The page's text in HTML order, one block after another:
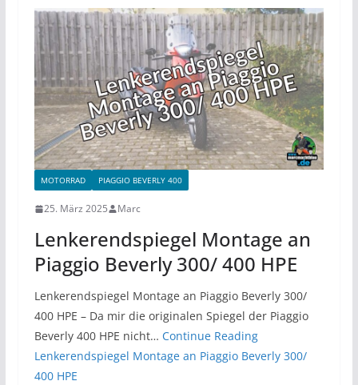
MOTORRAD PIAGGIO BEVERLY 400
25. März 2025 Marc
Lenkerendspiegel Montage an
Piaggio Beverly 300/ 400 HPE
Lenkerendspiegel Montage an Piaggio Beverly 300/
400 HPE – Da mir die originalen Spiegel der Piaggio
Beverly 400 HPE nicht… Continue Reading
Lenkerendspiegel Montage an Piaggio Beverly 300/
400 HPE